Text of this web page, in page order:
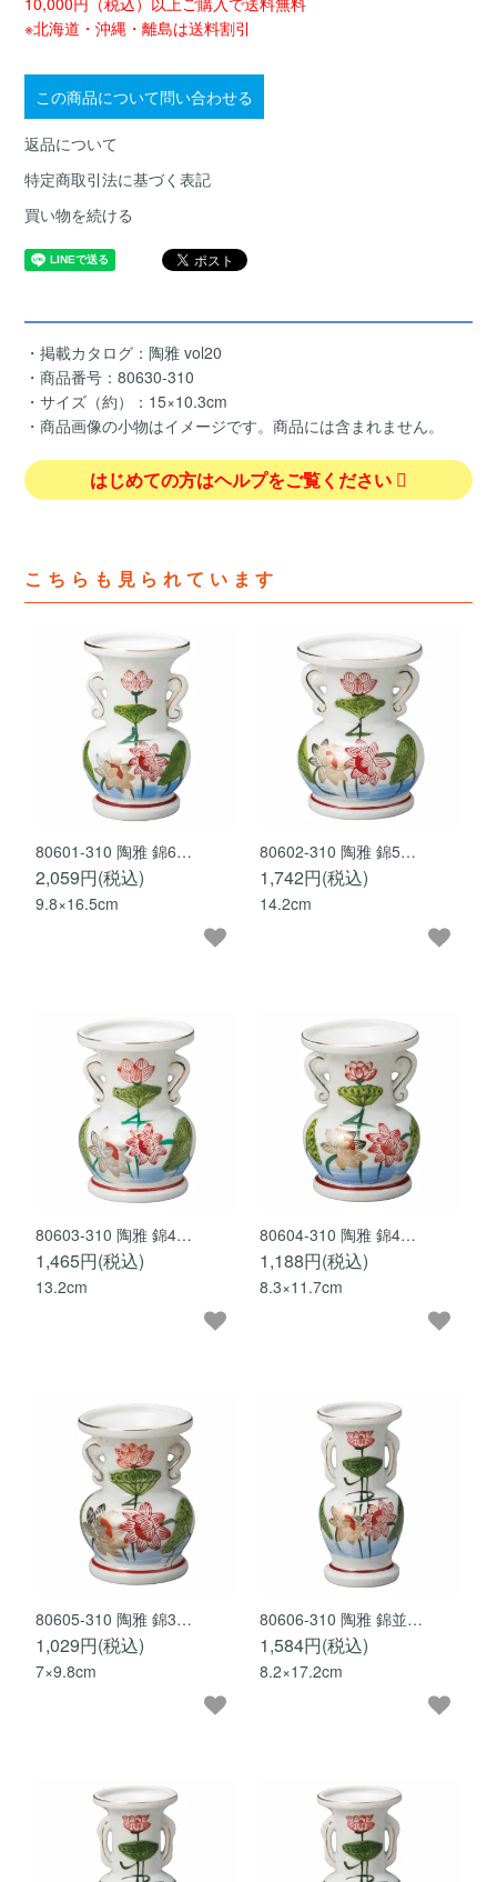
※北海道・沖縄・離島は送料割引
この商品について問い合わせる
返品について
特定商取引法に基づく表記
買い物を続ける
・掲載カタログ：陶雅 vol20
・商品番号：80630-310
・サイズ（約）：15×10.3cm
・商品画像の小物はイメージです。商品には含まれません。
はじめての方はヘルプをご覧ください
こちらも見られています
80601-310 陶雅 錦6…
2,059円(税込)
9.8×16.5cm
80602-310 陶雅 錦5…
1,742円(税込)
14.2cm
80603-310 陶雅 錦4…
1,465円(税込)
13.2cm
80604-310 陶雅 錦4…
1,188円(税込)
8.3×11.7cm
80605-310 陶雅 錦3…
1,029円(税込)
7×9.8cm
80606-310 陶雅 錦並…
1,584円(税込)
8.2×17.2cm